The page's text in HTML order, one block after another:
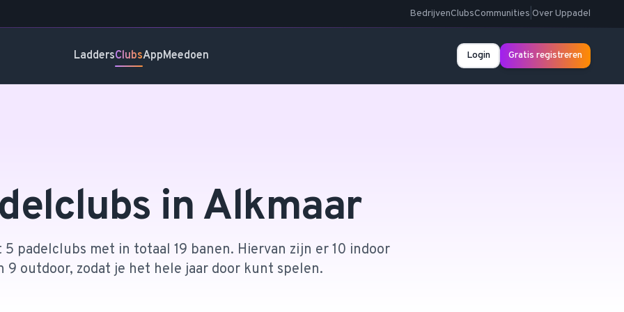
BedrijvenClubsCommunities Over Uppadel
LaddersClubsAppMeedoen Login Gratis registreren
in Alkmaar
padelclubs met in totaal 19 banen. Hiervan zijn er 10 indoor
9 outdoor, zodat je het hele jaar door kunt spelen.